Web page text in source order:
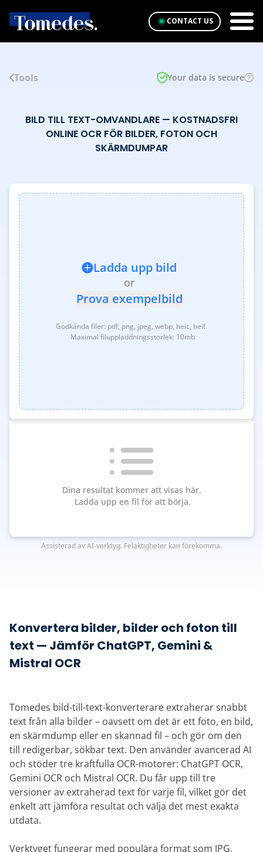
CONTACT US
Tools Your data is secure
BILD TILL TEXT-OMVANDLARE — KOSTNADSFRI
ONLINE OCR FÖR BILDER, FOTON OCH
SKÄRMDUMPAR
Ladda upp bild
or
Prova exempelbild
Godkända filer: pdf, png, jpeg, webp, heic, heif.
‎ Maximal filuppladdningsstorlek: 10mb
Dina resultat kommer att visas här.
‎ Ladda upp en fil för att börja.
Assisterad av AI-verktyg. Felaktigheter kan förekomma.
Konvertera bilder, bilder och foton till
text — Jämför ChatGPT, Gemini &
Mistral OCR
Tomedes bild-till-text-konverterare extraherar snabbt
text från alla bilder – oavsett om det är ett foto, en bild,
en skärmdump eller en skannad fil – och gör om den
till redigerbar, sökbar text. Den använder avancerad AI
och stöder tre kraftfulla OCR-motorer: ChatGPT OCR,
Gemini OCR och Mistral OCR. Du får upp till tre
versioner av extraherad text för varje fil, vilket gör det
enkelt att jämföra resultat och välja det mest exakta
utdata.
Verktyget fungerar med populära format som JPG,